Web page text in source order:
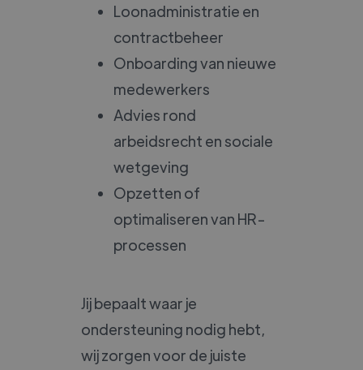
Loonadministratie en
contractbeheer
Onboarding van nieuwe
medewerkers
Advies rond
arbeidsrecht en sociale
wetgeving
Opzetten of
optimaliseren van HR-
processen
Jij bepaalt waar je
ondersteuning nodig hebt,
wij zorgen voor de juiste